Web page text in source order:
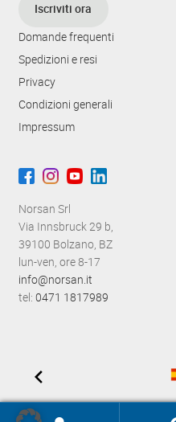
Iscriviti ora
Domande frequenti
Spedizioni e resi
Privacy
Condizioni generali
Impressum
Norsan Srl
Via Innsbruck 29 b,
39100 Bolzano, BZ
lun-ven, ore 8-17
info@norsan.it
tel: 0471 1817989